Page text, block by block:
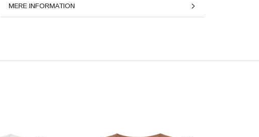
MERE INFORMATION
SE BILLEDER